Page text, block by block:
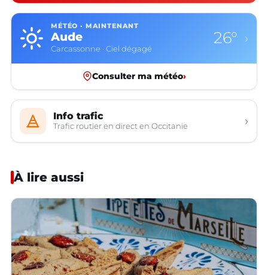
MÉTÉO · MAINTENANT
Aude
Carcassonne · Ciel dégagé
26° ›
Consulter ma météo›
Info trafic
Trafic routier en direct en Occitanie ›
À lire aussi